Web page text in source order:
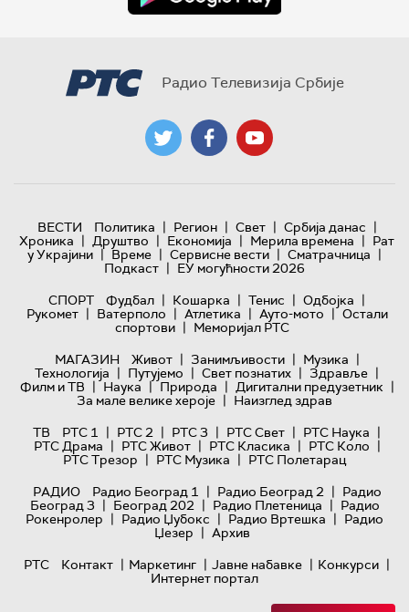
Радио Телевизија Србије
ВЕСТИ Политика | Регион | Свет | Србија данас |
Хроника | Друштво | Економија | Мерила времена | Рат
у Украјини | Време | Сервисне вести | Сматрачница |
Подкаст | ЕУ могућности 2026
СПОРТ
Фудбал | Кошарка | Тенис | Одбојка |
Рукомет | Ватерполо | Атлетика | Ауто-мото | Остали
спортови | Меморијал РТС
МАГАЗИН
Живот | Занимљивости | Музика |
Технологијa | Путујемо | Свет познатих | Здравље |
Филм и ТВ | Наука | Природа | Дигитални предузетник |
За мале велике хероје | Наизглед здрав
ТВ
РТС 1 | РТС 2 | РТС 3 | РТС Свет | РТС Наука |
РТС Драма | РТС Живот | РТС Класика | РТС Коло |
РТС Трезор | РТС Музика | РТС Полетарац
РАДИО
Радио Београд 1 | Радио Београд 2 | Радио
Београд 3 | Београд 202 | Радио Плетеница | Радио
Рокенролер | Радио Џубокс | Радио Вртешка | Радио
Џезер | Архив
РТС
Контакт | Маркетинг | Јавне набавке | Конкурси |
Интернет портал